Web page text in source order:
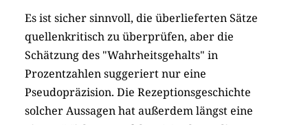
Es ist sicher sinnvoll, die überlieferten Sätze
quellenkritisch zu überprüfen, aber die
Schätzung des "Wahrheitsgehalts" in
Prozentzahlen suggeriert nur eine
Pseudopräzision. Die Rezeptionsgeschichte
solcher Aussagen hat außerdem längst eine